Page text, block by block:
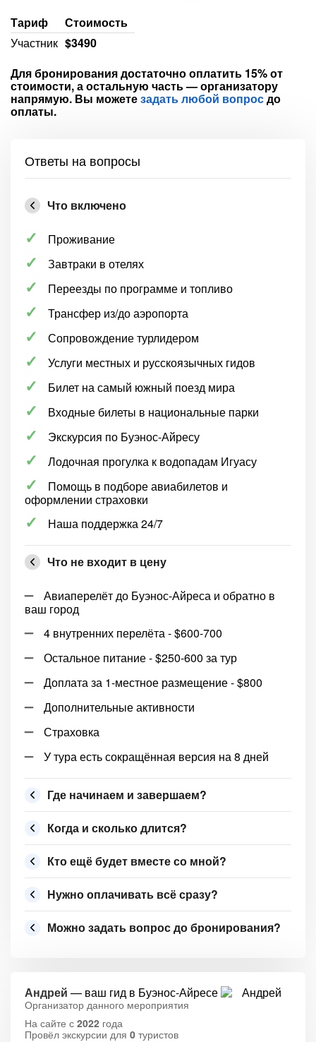
Тариф
Стоимость
Участник $3490
Для бронирования достаточно оплатить 15% от
стоимости, а остальную часть — организатору
напрямую. Вы можетезадать любой вопросдо
оплаты.
Ответы на вопросы
Что включено
Проживание
Завтраки в отелях
Переезды по программе и топливо
Трансфер из/до аэропорта
Сопровождение турлидером
Услуги местных и русскоязычных гидов
Билет на самый южный поезд мира
Входные билеты в национальные парки
Экскурсия по Буэнос-Айресу
Лодочная прогулка к водопадам Игуасу
Помощь в подборе авиабилетов и
оформлении страховки
Наша поддержка 24/7
Что не входит в цену
Авиаперелёт до Буэнос-Айреса и обратно в
ваш город
4 внутренних перелёта - $600-700
Остальное питание - $250-600 за тур
Доплата за 1-местное размещение - $800
Дополнительные активности
Страховка
У тура есть сокращённая версия на 8 дней
Где начинаем и завершаем?
Когда и сколько длится?
Кто ещё будет вместе со мной?
Нужно оплачивать всё сразу?
Можно задать вопрос до бронирования?
Андрей — ваш гид в Буэнос-Айресе
Организатор данного мероприятия
На сайте с 2022 года
Провёл экскурсии для 0 туристов